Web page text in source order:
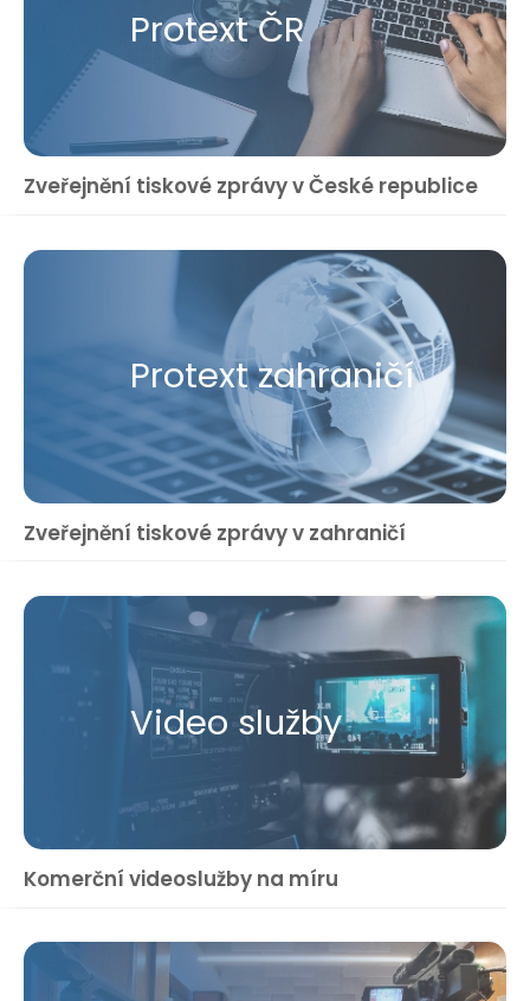
Protext ČR
Zveřejnění tiskové zprávy v České republice
Protext zahraničí
Zveřejnění tiskové zprávy v zahraničí
Video služby
Komerční videoslužby na míru